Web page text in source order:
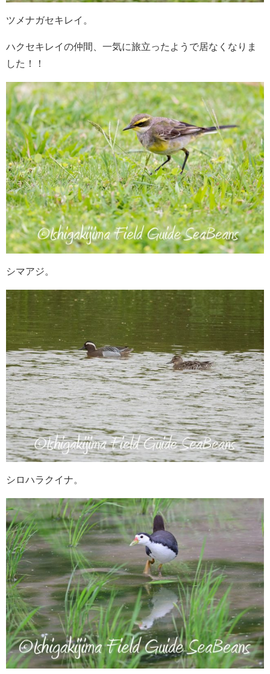
ツメナガセキレイ。
ハクセキレイの仲間、一気に旅立ったようで居なくなりま
した！！
シマアジ。
シロハラクイナ。